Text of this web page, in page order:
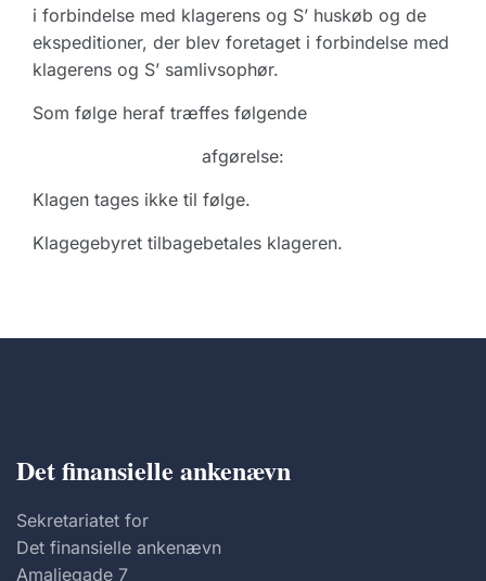
i forbindelse med klagerens og S’ huskøb og de
ekspeditioner, der blev foretaget i forbindelse med
klagerens og S’ samlivsophør.
Som følge heraf træffes følgende
afgørelse:
Klagen tages ikke til følge.
Klagegebyret tilbagebetales klageren.
Det finansielle ankenævn
Sekretariatet for
Det finansielle ankenævn
Amaliegade 7